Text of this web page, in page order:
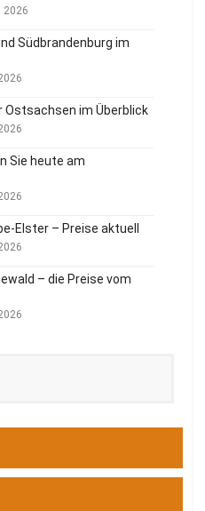
2026
Südbrandenburg im
im Überblick
Sie heute am
Elster – Preise aktuell
– die Preise vom